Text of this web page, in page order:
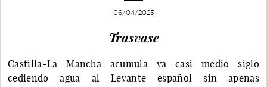
06/04/2025
Trasvase
Castilla-La Mancha acumula ya casi medio siglo
cediendo agua al Levante español sin apenas